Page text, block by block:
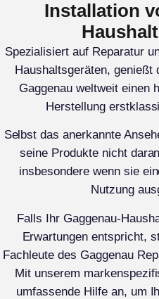
Installation
Spezialisiert auf Reparatur
Haushaltsgeräten, genießt
Gaggenau weltweit einen
Herstellung
Selbst das anerkannte
seine Produkte nicht
insbesondere wenn sie
Nutzung
Falls Ihr Gaggenau-
Erwartungen entspricht,
Fachleute des Gaggenau
Mit unserem
umfassende Hilfe an, um